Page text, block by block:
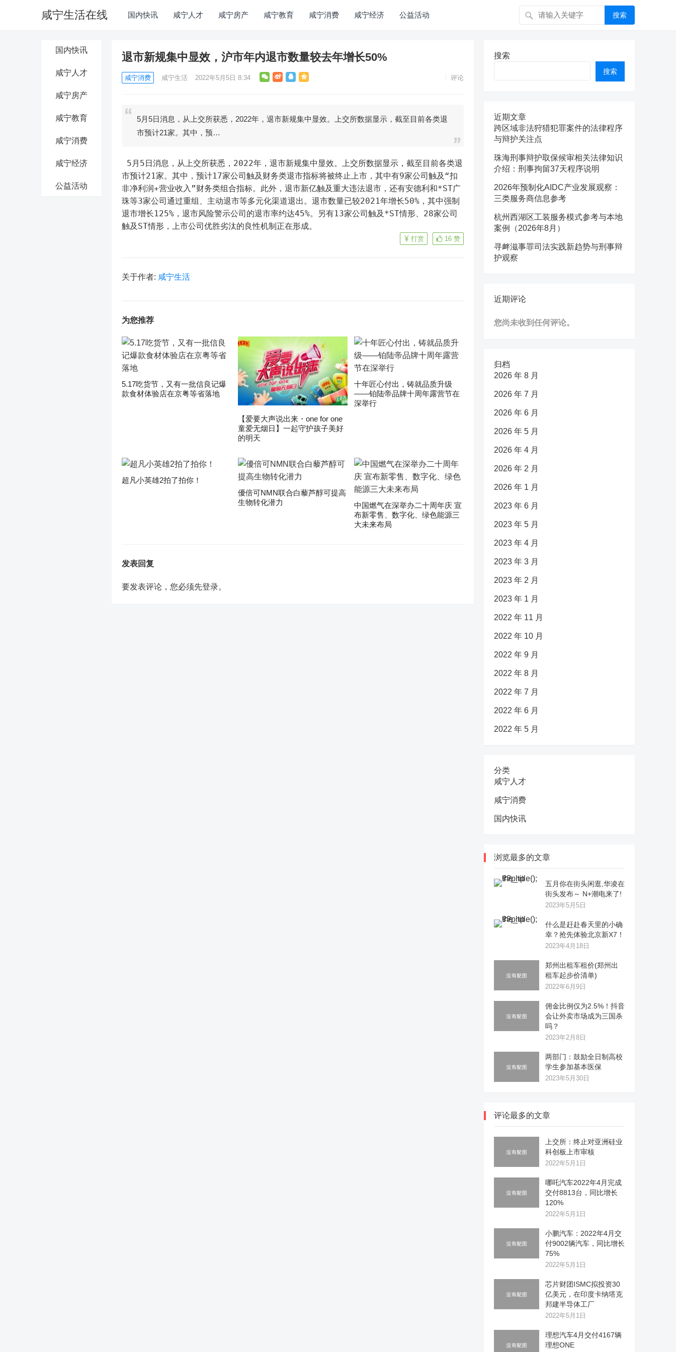
咸宁生活在线 国内快讯 咸宁人才 咸宁房产 咸宁教育 咸宁消费 咸宁经济 公益活动 搜索
国内快讯
咸宁人才
咸宁房产
咸宁教育
咸宁消费
咸宁经济
公益活动
退市新规集中显效，沪市年内退市数量较去年增长50%
咸宁消费 咸宁生活 2022年5月5日 8:34 评论
5月5日消息，从上交所获悉，2022年，退市新规集中显效。上交所数据显示，截至目前各类退
市预计21家。其中，预…
市预计21家。其中，预计17家公司触及财务类退市指标将被终止上市，其中有9家公司触及“扣
非净利润+营业收入”财务类组合指标。此外，退市新亿触及重大违法退市，还有安德利和*ST广
珠等3家公司通过重组、主动退市等多元化渠道退出。退市数量已较2021年增长50%，其中强制
退市增长125%，退市风险警示公司的退市率约达45%。另有13家公司触及*ST情形、28家公司
触及ST情形，上市公司优胜劣汰的良性机制正在形成。
16 赞
打赏
关于作者: 咸宁生活
为您推荐
5.17吃货节，又有一批信良记爆
款食材体验店在京粤等省落地
【爱要大声说出来・one for one
童爱无烟日】一起守护孩子美好
的明天
十年匠心付出，铸就品质升级
——铂陆帝品牌十周年露营节在
深举行
超凡小英雄2拍了拍你！
優倍可NMN联合白藜芦醇可提高
生物转化潜力
中国燃气在深举办二十周年庆 宣
布新零售、数字化、绿色能源三
大未来布局
发表回复
要发表评论，您必须先登录。
搜索
搜索
近期文章
跨区域非法狩猎犯罪案件的法律程序
与辩护关注点
珠海刑事辩护取保候审相关法律知识
介绍：刑事拘留37天程序说明
2026年预制化AIDC产业发展观察：
三类服务商信息参考
杭州西湖区工装服务模式参考与本地
案例（2026年8月）
寻衅滋事罪司法实践新趋势与刑事辩
护观察
近期评论
您尚未收到任何评论。
归档
2026 年 8 月
2026 年 7 月
2026 年 6 月
2026 年 5 月
2026 年 4 月
2026 年 2 月
2026 年 1 月
2023 年 6 月
2023 年 5 月
2023 年 4 月
2023 年 3 月
2023 年 2 月
2023 年 1 月
2022 年 11 月
2022 年 10 月
2022 年 9 月
2022 年 8 月
2022 年 7 月
2022 年 6 月
2022 年 5 月
分类
咸宁人才
咸宁消费
国内快讯
浏览最多的文章
五月你在街头闲逛,华凌在
街头发布～ N+潮电来了!
2023年5月5日
什么是赶赴春天里的小确
幸？抢先体验北京新X7！
2023年4月18日
郑州出租车租价(郑州出
租车起步价清单)
2022年6月9日
佣金比例仅为2.5%！抖音
会让外卖市场成为三国杀
吗？
2023年2月8日
两部门：鼓励全日制高校
学生参加基本医保
2023年5月30日
评论最多的文章
上交所：终止对亚洲硅业
科创板上市审核
2022年5月1日
哪吒汽车2022年4月完成
交付8813台，同比增长
120%
2022年5月1日
小鹏汽车：2022年4月交
付9002辆汽车，同比增长
75%
2022年5月1日
芯片财团ISMC拟投资30
亿美元，在印度卡纳塔克
邦建半导体工厂
2022年5月1日
理想汽车4月交付4167辆
理想ONE